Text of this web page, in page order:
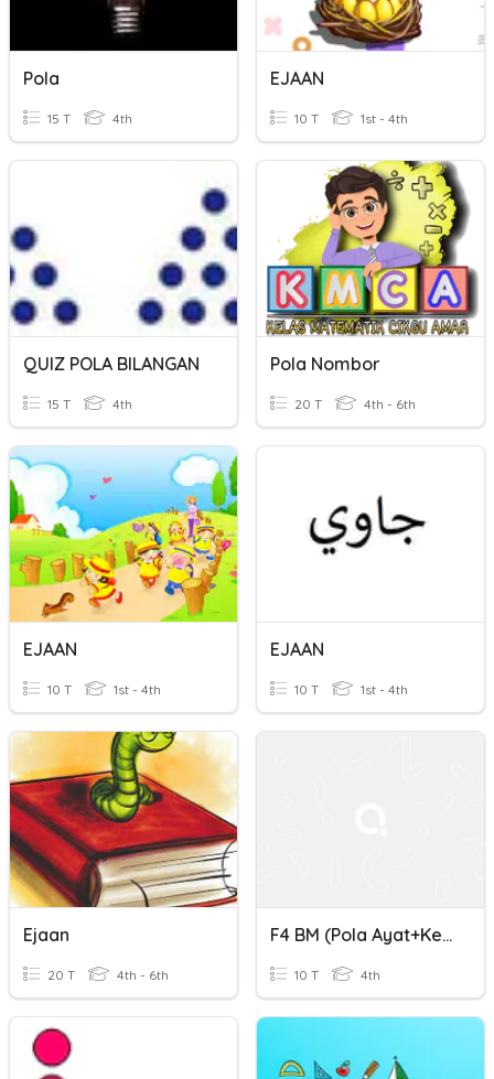
Pola
15 T 4th
EJAAN
10 T 1st - 4th
QUIZ POLA BILANGAN
15 T 4th
Pola Nombor
20 T 4th - 6th
EJAAN
10 T 1st - 4th
EJAAN
10 T 1st - 4th
Ejaan
20 T 4th - 6th
F4 BM (Pola Ayat+Kesalahan Ejaan)
10 T 4th